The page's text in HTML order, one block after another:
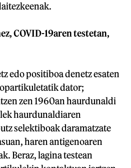
COVID-19aren testetan,
edo positiboa denetz esaten
dator;
zen 1960an haurdunaldi
haurdunaldiaren
selektiboak daramatzate
haren antigenoaren
Beraz, lagina testean